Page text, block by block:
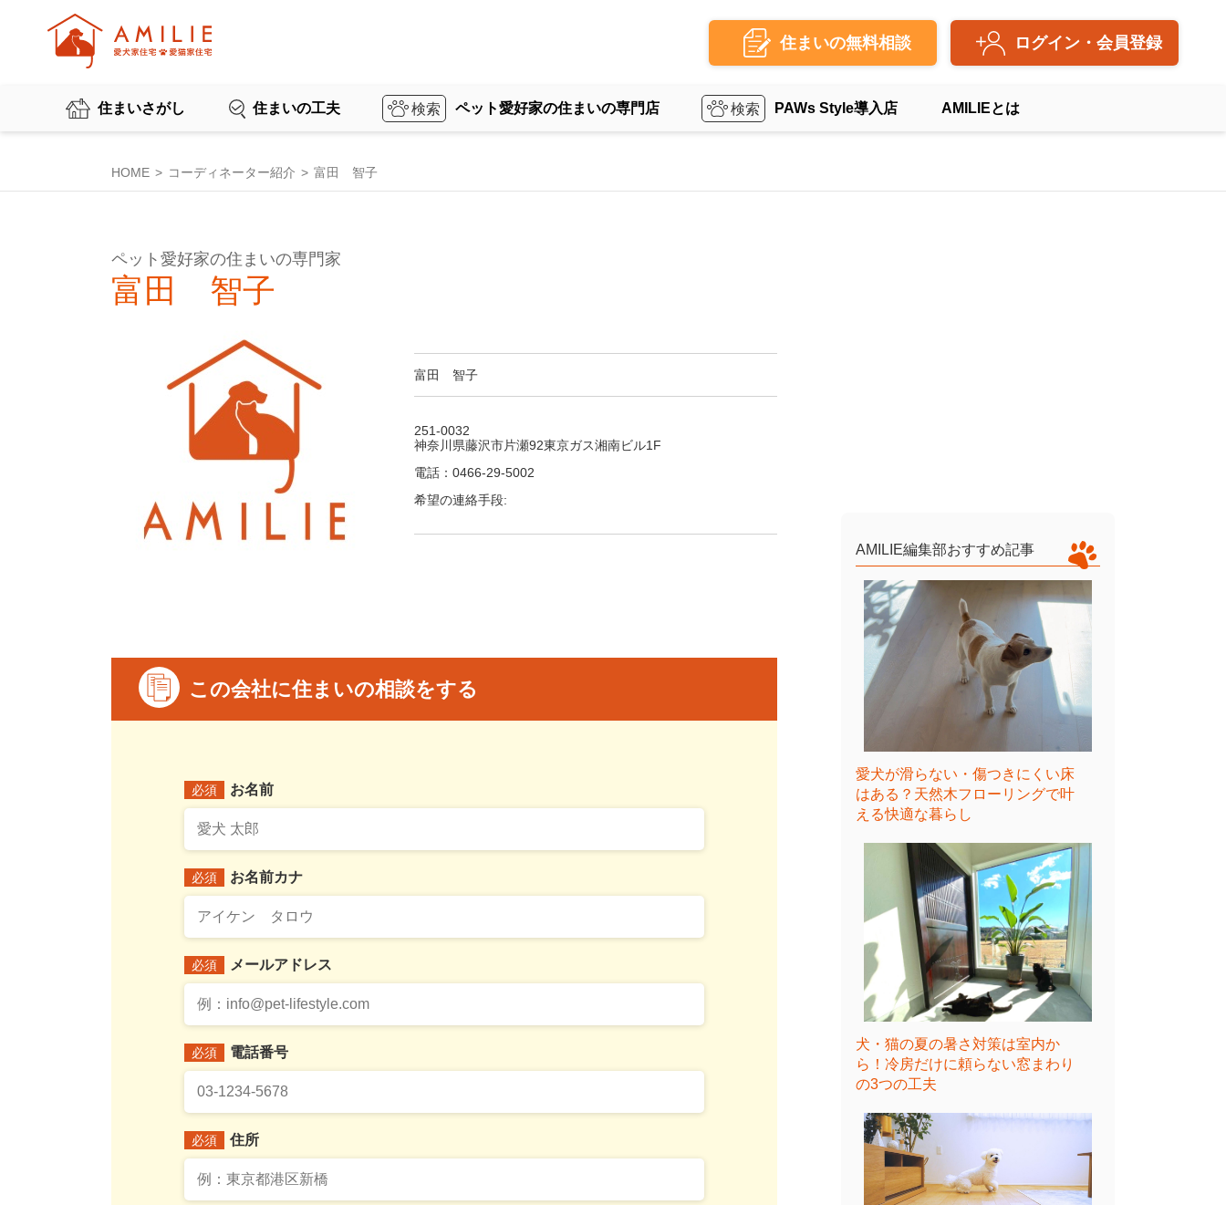
住まいの無料相談 ログイン・会員登録
住まいさがし 住まいの工夫 ペット愛好家の住まいの専門店 PAWs Style導入店 AMILIEとは
HOME コーディネーター紹介 富田 智子
ペット愛好家の住まいの専門家
富田 智子
富田 智子
251-0032
神奈川県藤沢市片瀬92東京ガス湘南ビル1F
電話：0466-29-5002
希望の連絡手段:
この会社に住まいの相談をする
必須 お名前
必須 お名前カナ
必須 メールアドレス
必須 電話番号
必須 住所
AMILIE編集部おすすめ記事
愛犬が滑らない・傷つきにくい床
はある？天然木フローリングで叶
える快適な暮らし
犬・猫の夏の暑さ対策は室内か
ら！冷房だけに頼らない窓まわり
の3つの工夫